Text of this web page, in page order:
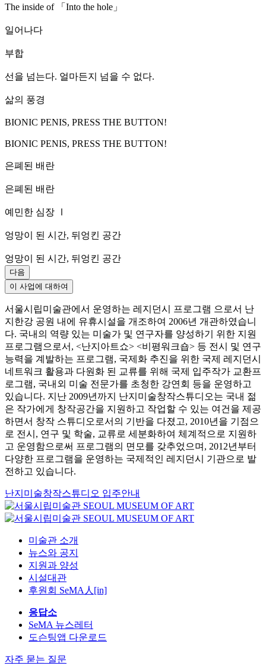
The inside of 「Into the hole」
일어나다
부합
선을 넘는다. 얼마든지 넘을 수 없다.
삶의 풍경
BIONIC PENIS, PRESS THE BUTTON!
BIONIC PENIS, PRESS THE BUTTON!
은폐된 배란
은폐된 배란
예민한 심장 Ⅰ
엉망이 된 시간, 뒤엉킨 공간
엉망이 된 시간, 뒤엉킨 공간
다음
이 사업에 대하여
서울시립미술관에서 운영하는 레지던시 프로그램 으로서 난
지한강 공원 내에 유휴시설을 개조하여 2006년 개관하였습니
다. 국내의 역량 있는 미술가 및 연구자를 양성하기 위한 지원
프로그램으로서, <난지아트쇼> <비평워크숍> 등 전시 및 연구
능력을 계발하는 프로그램, 국제화 추진을 위한 국제 레지던시
네트워크 활용과 다원화 된 교류를 위해 국제 입주작가 교환프
로그램, 국내외 미술 전문가를 초청한 강연회 등을 운영하고
있습니다. 지난 2009년까지 난지미술창작스튜디오는 국내 젊
은 작가에게 창작공간을 지원하고 작업할 수 있는 여건을 제공
하면서 창작 스튜디오로서의 기반을 다졌고, 2010년을 기점으
로 전시, 연구 및 학술, 교류로 세분화하여 체계적으로 지원하
고 운영함으로써 프로그램의 면모를 갖추었으며, 2012년부터
다양한 프로그램을 운영하는 국제적인 레지던시 기관으로 발
전하고 있습니다.
난지미술창작스튜디오 입주안내
미술관 소개
뉴스와 공지
지원과 양성
시설대관
후원회 SeMA人[in]
응답소
SeMA 뉴스레터
도슨팅앱 다운로드
자주 묻는 질문